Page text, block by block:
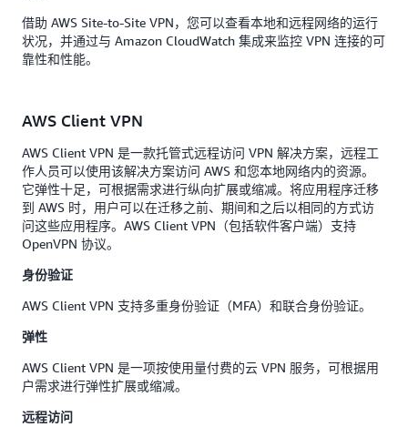
借助 AWS Site-to-Site VPN，您可以查看本地和远程网络的运行
状况，并通过与 Amazon CloudWatch 集成来监控 VPN 连接的可
靠性和性能。
AWS Client VPN
AWS Client VPN 是一款托管式远程访问 VPN 解决方案，远程工
作人员可以使用该解决方案访问 AWS 和您本地网络内的资源。
它弹性十足，可根据需求进行纵向扩展或缩减。将应用程序迁移
到 AWS 时，用户可以在迁移之前、期间和之后以相同的方式访
问这些应用程序。AWS Client VPN（包括软件客户端）支持
OpenVPN 协议。
身份验证
AWS Client VPN 支持多重身份验证（MFA）和联合身份验证。
弹性
AWS Client VPN 是一项按使用量付费的云 VPN 服务，可根据用
户需求进行弹性扩展或缩减。
远程访问